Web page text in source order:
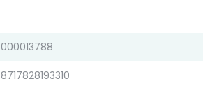
000013788
8717828193310